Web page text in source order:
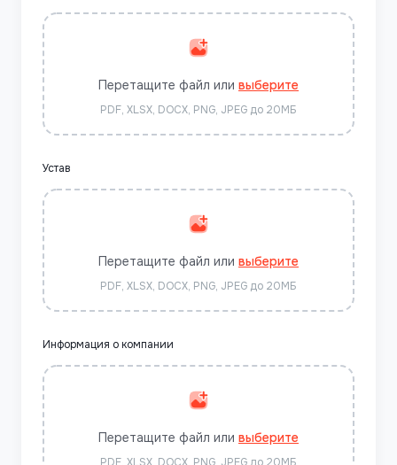
Перетащите файл или выберите
PDF, XLSX, DOCX, PNG, JPEG до 20МБ
Устав
Перетащите файл или выберите
PDF, XLSX, DOCX, PNG, JPEG до 20МБ
Информация о компании
Перетащите файл или выберите